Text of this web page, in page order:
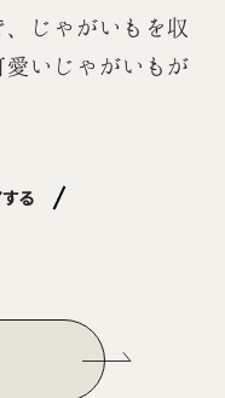
じゃがいもを収
いじゃがいもが
る